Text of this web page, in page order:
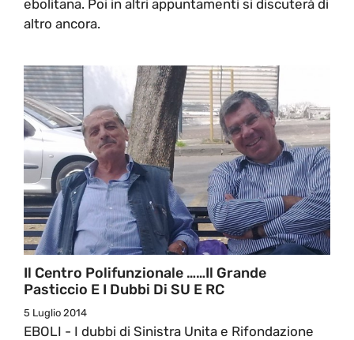
ebolitana. Poi in altri appuntamenti si discuterà di
altro ancora.
Il Centro Polifunzionale ……il Grande
Pasticcio E I Dubbi Di SU E RC
5 Luglio 2014
EBOLI - I dubbi di Sinistra Unita e Rifondazione